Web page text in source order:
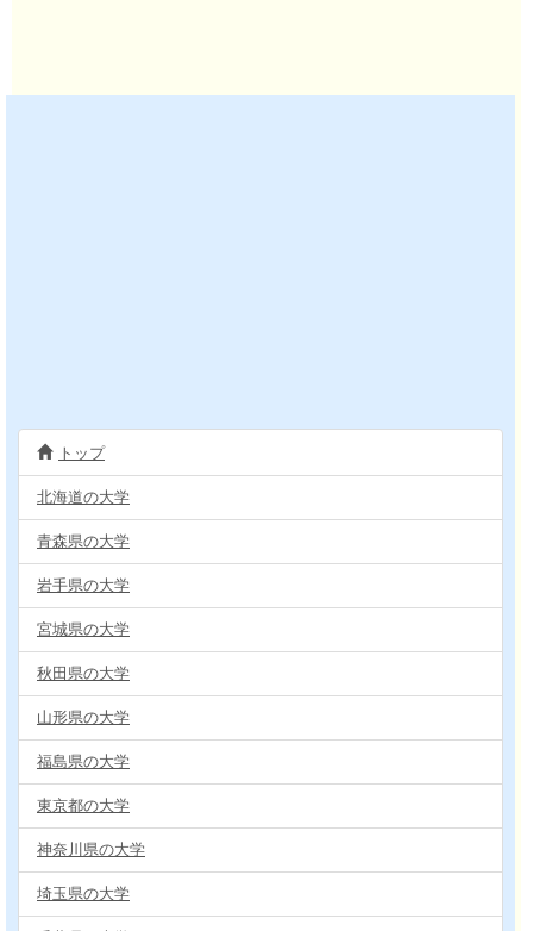
トップ
北海道の大学
青森県の大学
岩手県の大学
宮城県の大学
秋田県の大学
山形県の大学
福島県の大学
東京都の大学
神奈川県の大学
埼玉県の大学